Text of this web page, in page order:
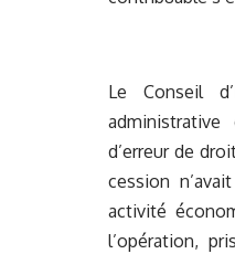
Le Conseil
administrative
d’erreur de
cession
activité
l’opération,